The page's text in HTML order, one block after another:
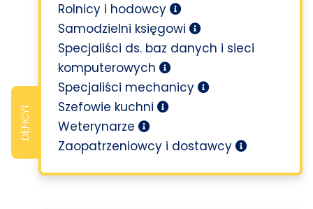
DEFICYT
Rolnicy i hodowcy
Samodzielni księgowi
Specjaliści ds. baz danych i sieci
komputerowych
Specjaliści mechanicy
Szefowie kuchni
Weterynarze
Zaopatrzeniowcy i dostawcy